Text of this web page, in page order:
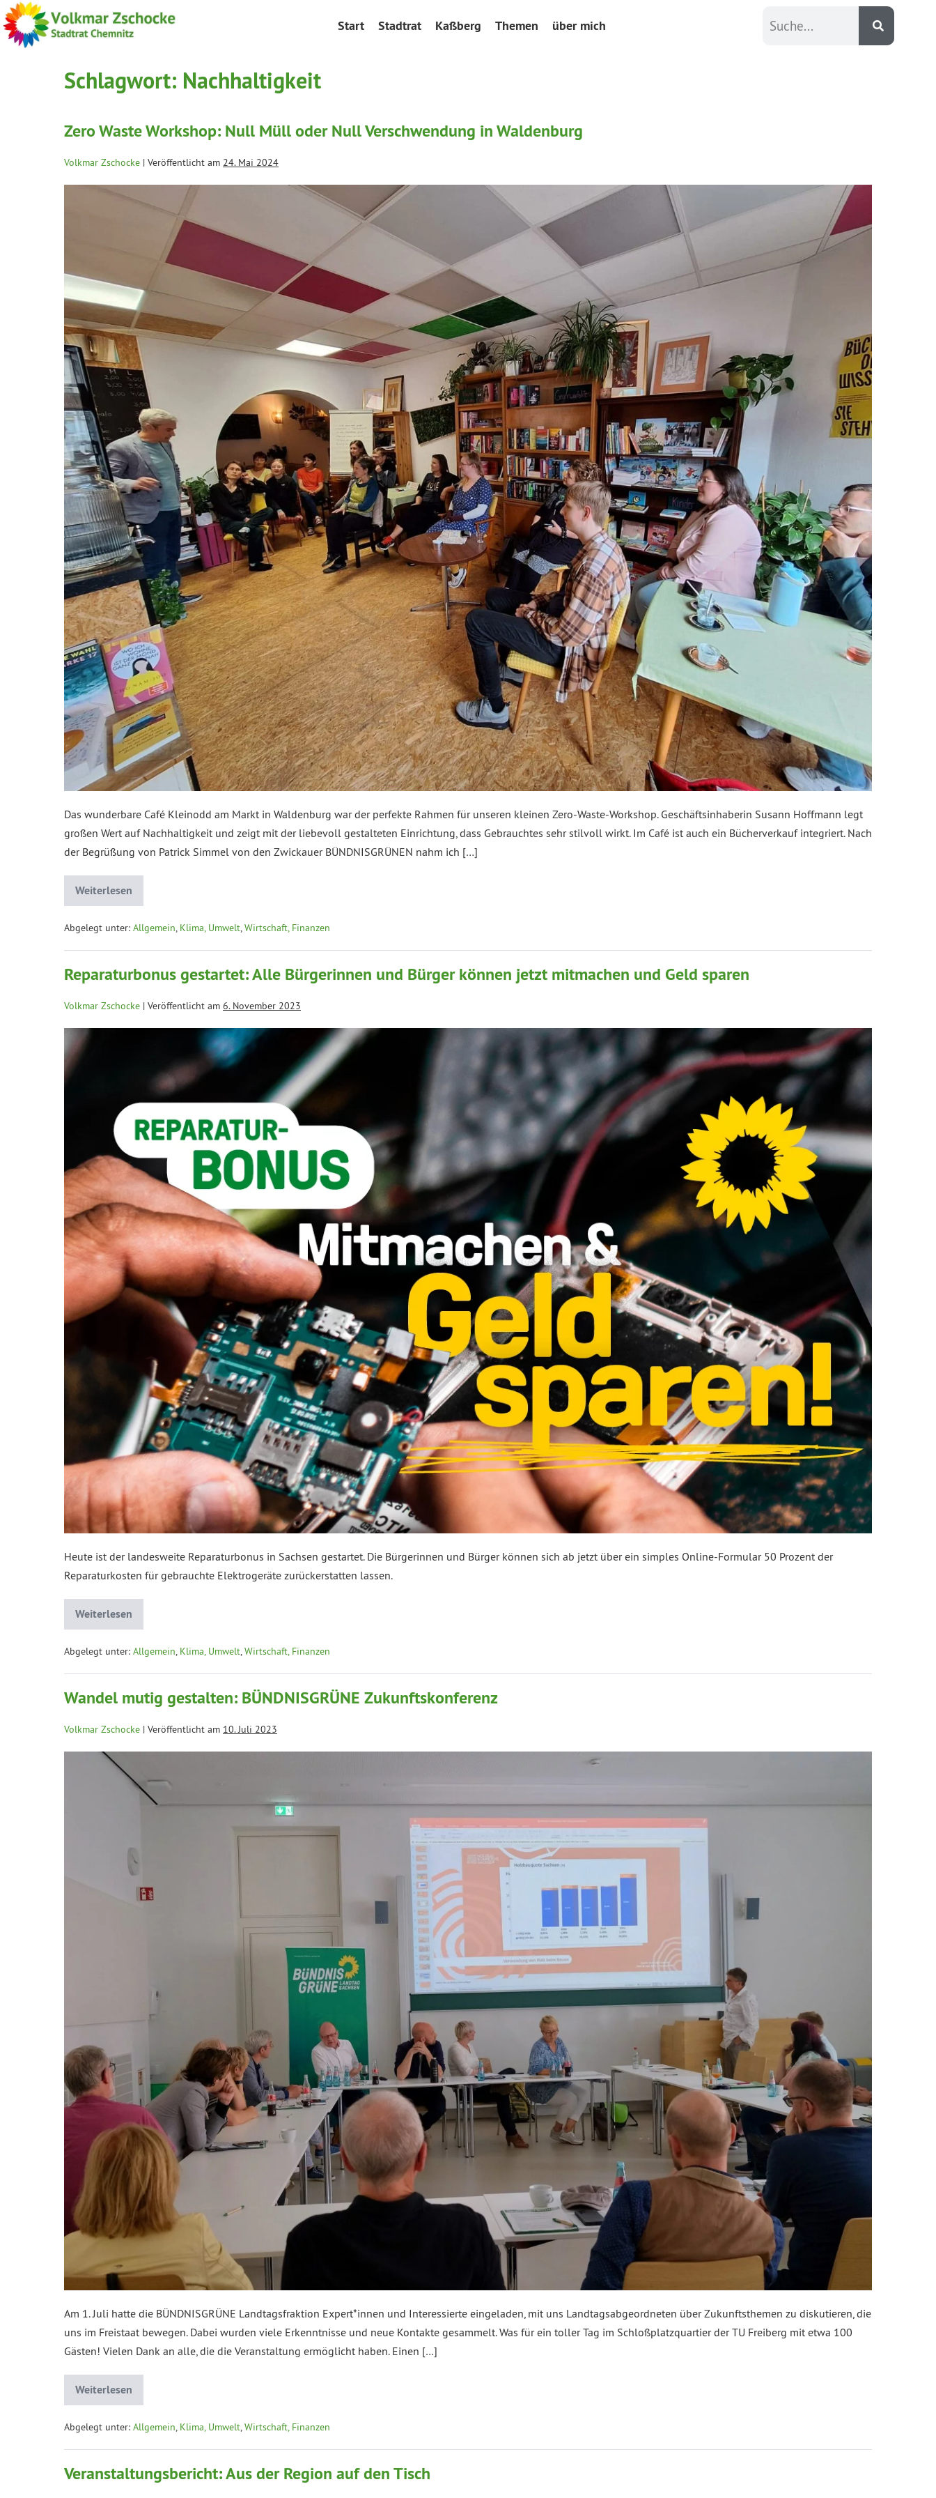
Start Stadtrat Kaßberg Themen über mich
Schlagwort: Nachhaltigkeit
Zero Waste Workshop: Null Müll oder Null Verschwendung in Waldenburg
Volkmar Zschocke | Veröffentlicht am 24. Mai 2024
Das wunderbare Café Kleinodd am Markt in Waldenburg war der perfekte Rahmen für unseren kleinen Zero-Waste-Workshop. Geschäftsinhaberin Susann Hoffmann legt
großen Wert auf Nachhaltigkeit und zeigt mit der liebevoll gestalteten Einrichtung, dass Gebrauchtes sehr stilvoll wirkt. Im Café ist auch ein Bücherverkauf integriert. Nach
der Begrüßung von Patrick Simmel von den Zwickauer BÜNDNISGRÜNEN nahm ich […]
Weiterlesen
Abgelegt unter: Allgemein, Klima, Umwelt,Wirtschaft, Finanzen
Reparaturbonus gestartet: Alle Bürgerinnen und Bürger können jetzt mitmachen und Geld sparen
Volkmar Zschocke | Veröffentlicht am 6. November 2023
Heute ist der landesweite Reparaturbonus in Sachsen gestartet. Die Bürgerinnen und Bürger können sich ab jetzt über ein simples Online-Formular 50 Prozent der
Reparaturkosten für gebrauchte Elektrogeräte zurückerstatten lassen.
Weiterlesen
Abgelegt unter: Allgemein, Klima, Umwelt,Wirtschaft, Finanzen
Wandel mutig gestalten: BÜNDNISGRÜNE Zukunftskonferenz
Volkmar Zschocke | Veröffentlicht am 10. Juli 2023
Am 1. Juli hatte die BÜNDNISGRÜNE Landtagsfraktion Expert*innen und Interessierte eingeladen, mit uns Landtagsabgeordneten über Zukunftsthemen zu diskutieren, die
uns im Freistaat bewegen. Dabei wurden viele Erkenntnisse und neue Kontakte gesammelt. Was für ein toller Tag im Schloßplatzquartier der TU Freiberg mit etwa 100
Gästen! Vielen Dank an alle, die die Veranstaltung ermöglicht haben. Einen […]
Weiterlesen
Abgelegt unter: Allgemein, Klima, Umwelt,Wirtschaft, Finanzen
Veranstaltungsbericht: Aus der Region auf den Tisch